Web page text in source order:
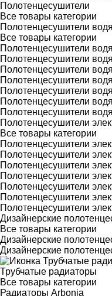
Полотенцесушители
Все товары категории
Полотенцесушители
Все товары категории
Полотенцесушители
Полотенцесушители
Полотенцесушители
Полотенцесушители
Полотенцесушители
Полотенцесушители
Полотенцесушители
Полотенцесушители
Все товары категории
Полотенцесушители
Полотенцесушители
Полотенцесушители
Полотенцесушители
Полотенцесушители
Полотенцесушители
Полотенцесушители
Дизайнерские
Все товары категории
Дизайнерские
Дизайнерские
Трубчатые радиаторы
Все товары категории
Радиаторы Arbonia